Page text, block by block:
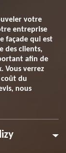
votre
entreprise
façade qui est
des clients,
afin de
Vous verrez
coût du
nous